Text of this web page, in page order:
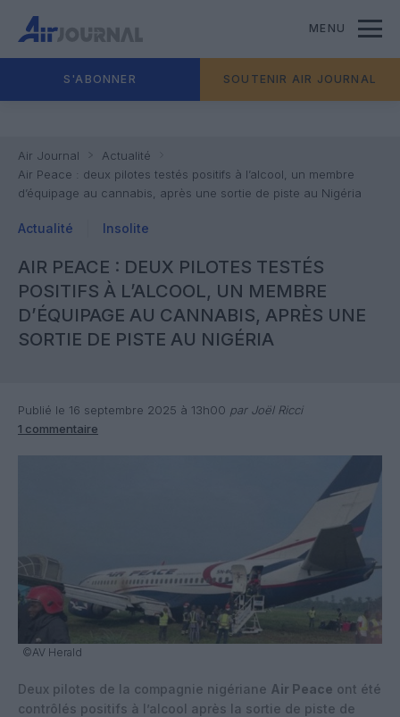
MENU
S'ABONNER SOUTENIR AIR JOURNAL
Air Journal
Actualité
Air Peace : deux pilotes testés positifs à l’alcool, un membre
d’équipage au cannabis, après une sortie de piste au Nigéria
Actualité Insolite
AIR PEACE : DEUX PILOTES TESTÉS
POSITIFS À L’ALCOOL, UN MEMBRE
D’ÉQUIPAGE AU CANNABIS, APRÈS UNE
SORTIE DE PISTE AU NIGÉRIA
Publié le 16 septembre 2025 à 13h00 par Joël Ricci
1 commentaire
©AV Herald
Deux pilotes de la compagnie nigériane Air Peace ont été
contrôlés positifs à l’alcool après la sortie de piste de